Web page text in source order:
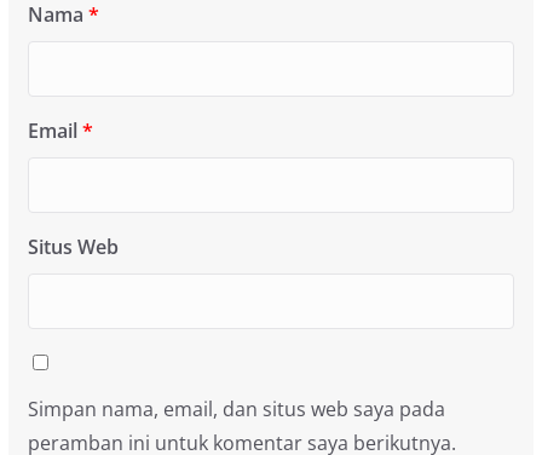
Nama *
Email*
Situs Web
Simpan nama, email, dan situs web saya pada
peramban ini untuk komentar saya berikutnya.